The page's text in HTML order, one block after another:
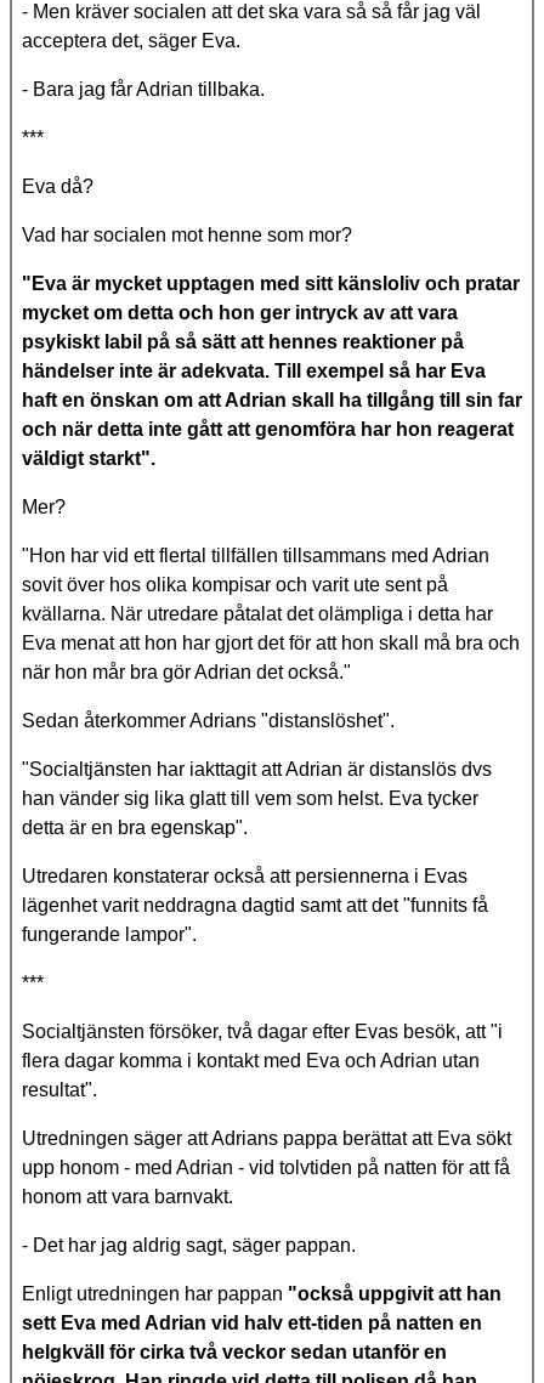
- Men kräver socialen att det ska vara så så får jag väl
acceptera det, säger Eva.
- Bara jag får Adrian tillbaka.
***
Eva då?
Vad har socialen mot henne som mor?
"Eva är mycket upptagen med sitt känsloliv och pratar
mycket om detta och hon ger intryck av att vara
psykiskt labil på så sätt att hennes reaktioner på
händelser inte är adekvata. Till exempel så har Eva
haft en önskan om att Adrian skall ha tillgång till sin far
och när detta inte gått att genomföra har hon reagerat
väldigt starkt".
Mer?
"Hon har vid ett flertal tillfällen tillsammans med Adrian
sovit över hos olika kompisar och varit ute sent på
kvällarna. När utredare påtalat det olämpliga i detta har
Eva menat att hon har gjort det för att hon skall må bra och
när hon mår bra gör Adrian det också."
Sedan återkommer Adrians "distanslöshet".
"Socialtjänsten har iakttagit att Adrian är distanslös dvs
han vänder sig lika glatt till vem som helst. Eva tycker
detta är en bra egenskap".
Utredaren konstaterar också att persiennerna i Evas
lägenhet varit neddragna dagtid samt att det "funnits få
fungerande lampor".
***
Socialtjänsten försöker, två dagar efter Evas besök, att "i
flera dagar komma i kontakt med Eva och Adrian utan
resultat".
Utredningen säger att Adrians pappa berättat att Eva sökt
upp honom - med Adrian - vid tolvtiden på natten för att få
honom att vara barnvakt.
- Det har jag aldrig sagt, säger pappan.
Enligt utredningen har pappan "också uppgivit att han
sett Eva med Adrian vid halv ett-tiden på natten en
helgkväll för cirka två veckor sedan utanför en